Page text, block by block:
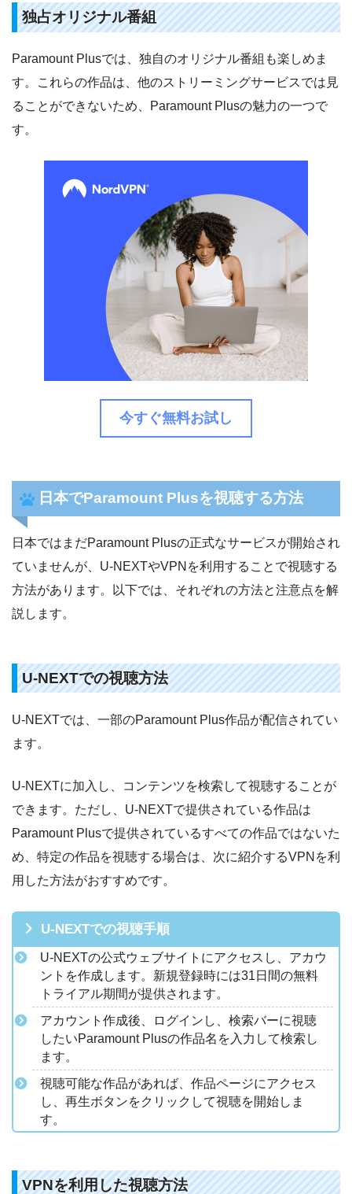
独占オリジナル番組
Paramount Plusでは、独自のオリジナル番組も楽しめま
す。これらの作品は、他のストリーミングサービスでは見
ることができないため、Paramount Plusの魅力の一つで
す。
今すぐ無料お試し
日本でParamount Plusを視聴する方法
日本ではまだParamount Plusの正式なサービスが開始され
ていませんが、U-NEXTやVPNを利用することで視聴する
方法があります。以下では、それぞれの方法と注意点を解
説します。
U-NEXTでの視聴方法
U-NEXTでは、一部のParamount Plus作品が配信されてい
ます。
U-NEXTに加入し、コンテンツを検索して視聴することが
できます。ただし、U-NEXTで提供されている作品は
Paramount Plusで提供されているすべての作品ではないた
め、特定の作品を視聴する場合は、次に紹介するVPNを利
用した方法がおすすめです。
U-NEXTでの視聴手順
U-NEXTの公式ウェブサイトにアクセスし、アカウ
ントを作成します。新規登録時には31日間の無料
トライアル期間が提供されます。
アカウント作成後、ログインし、検索バーに視聴
したいParamount Plusの作品名を入力して検索し
ます。
視聴可能な作品があれば、作品ページにアクセス
し、再生ボタンをクリックして視聴を開始しま
す。
VPNを利用した視聴方法